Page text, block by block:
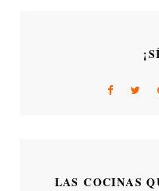
LAS COCINAS